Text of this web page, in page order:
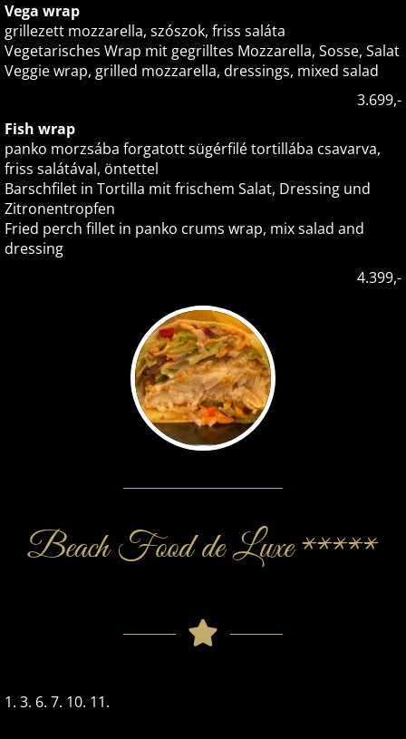
Vega wrap
grillezett mozzarella, szószok, friss saláta
Vegetarisches Wrap mit gegrilltes Mozzarella, Sosse, Salat
Veggie wrap, grilled mozzarella, dressings, mixed salad
3.699,-
Fish wrap
panko morzsába forgatott sügérfilé tortillába csavarva,
friss salátával, öntettel
Barschfilet in Tortilla mit frischem Salat, Dressing und
Zitronentropfen
Fried perch fillet in panko crums wrap, mix salad and
dressing
4.399,-
Beach Food de Luxe *****
1. 3. 6. 7. 10. 11.